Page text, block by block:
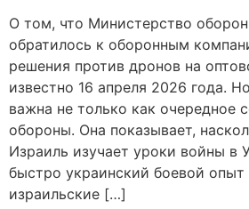
О том, что Министерство
обратилось к оборонным
решения против дронов на
известно 16 апреля 2026 года.
важна не только как очередное
обороны. Она показывает,
Израиль изучает уроки войны в
быстро украинский боевой опыт
израильские […]